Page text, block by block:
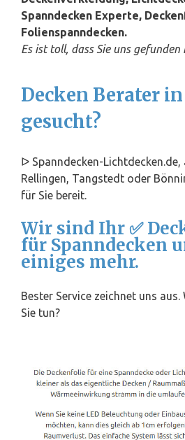
Spanndecken Experte,
Folienspanndecken.
Es ist toll, dass Sie uns gefunden
Decken Berater
gesucht?
ᐅ Spanndecken-Lichtdecken.de,
Rellingen, Tangstedt oder
für Sie bereit.
Wir sind Ihr ✅
für Spanndecken
einiges mehr.
Bester Service zeichnet uns
Sie tun?